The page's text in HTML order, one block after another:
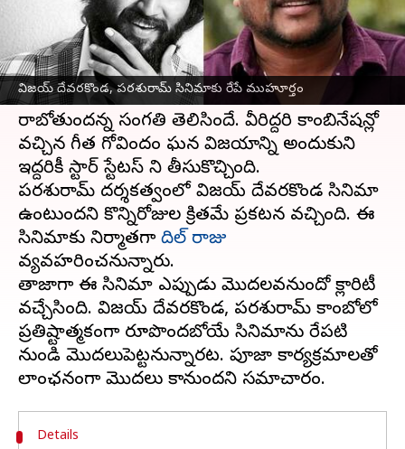
విజయ్ దేవరకొండ, పరశురామ్ సినిమాకు రేపే ముహూర్తం
ఈ వార్తాకథనం ఏంటి
రౌడీ స్టార్విజయ్ దేవరకొండ, స్టార్ దర్శకుడు
పరశురామ్ కాంబినేషన్ లో మరో సినిమా
రాబోతుందన్న సంగతి తెలిసిందే. వీరిద్దరి కాంబినేషన్లో
వచ్చిన గీత గోవిందం ఘన విజయాన్ని అందుకుని
ఇద్దరికీ స్టార్ స్టేటస్ ని తీసుకొచ్చింది.
పరశురామ్ దర్శకత్వంలో విజయ్ దేవరకొండ సినిమా
ఉంటుందని కొన్నిరోజుల క్రితమే ప్రకటన వచ్చింది. ఈ
సినిమాకు నిర్మాతగా దిల్ రాజు
వ్యవహరించనున్నారు.
తాజాగా ఈ సినిమా ఎప్పుడు మొదలవనుందో క్లారిటీ
వచ్చేసింది. విజయ్ దేవరకొండ, పరశురామ్ కాంబోలో
ప్రతిష్టాత్మకంగా రూపొందబోయే సినిమాను రేపటి
నుండి మొదలుపెట్టనున్నారట. పూజా కార్యక్రమాలతో
Details